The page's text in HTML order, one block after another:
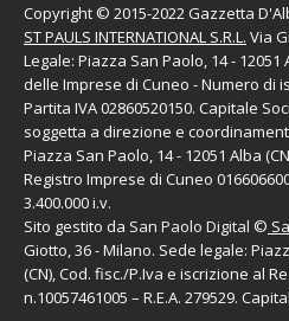
Copyright © 2015-2022 Gazzetta
ST PAULS INTERNATIONAL S.R.L. Via
Legale: Piazza San Paolo, 14 -
delle Imprese di Cuneo - Numero di
Partita IVA 02860520150. Capitale
soggetta a direzione e
Piazza San Paolo, 14 - 12051 Alba
Registro Imprese di Cuneo
3.400.000 i.v.
Sito gestito da San Paolo Digital ©
Giotto, 36 - Milano. Sede legale:
(CN), Cod. fisc./P.Iva e iscrizione al
n.10057461005 – R.E.A. 279529.